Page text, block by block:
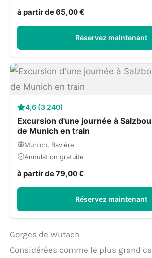
à partir de 65,00 €
Réservez maintenant
4,6 (3 240)
Excursion d'une journée à
de Munich en train
Munich, Bavière
Annulation gratuite
à partir de 79,00 €
Réservez maintenant
Gorges de Wutach
Considérées comme le plus grand